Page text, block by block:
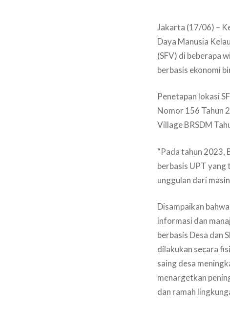
Jakarta (17/06) –
Daya Manusia
(SFV) di beberapa
berbasis ekonomi
Penetapan lokasi
Nomor 156 Tahun
Village BRSDM
“Pada tahun 2023,
berbasis UPT
unggulan dari
Disampaikan
informasi dan
berbasis Desa dan
dilakukan secara
saing desa
menargetkan
dan ramah